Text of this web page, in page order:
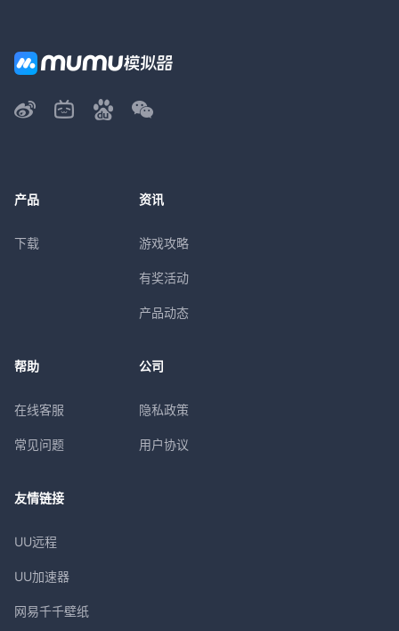
产品
下载
资讯
游戏攻略
有奖活动
产品动态
帮助
在线客服
常见问题
公司
隐私政策
用户协议
友情链接
UU远程
UU加速器
网易千千壁纸